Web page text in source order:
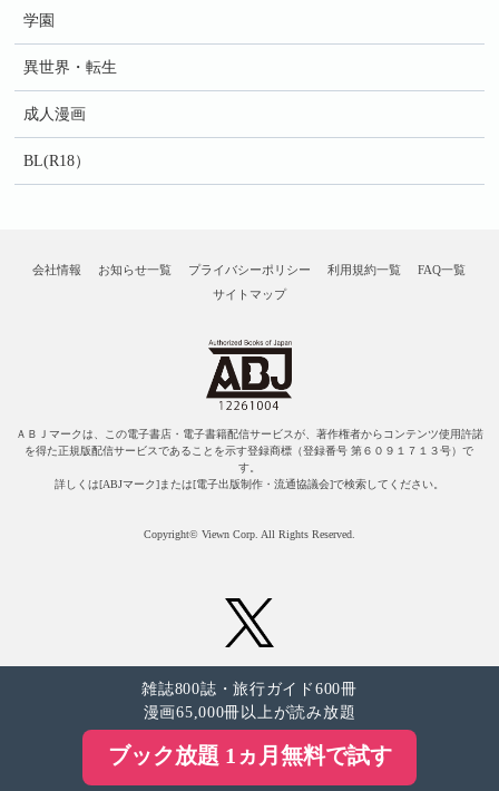
学園
異世界・転生
成人漫画
BL(R18）
会社情報 お知らせ一覧 プライバシーポリシー 利用規約一覧
FAQ一覧
サイトマップ
ＡＢＪマークは、この電子書店・電子書籍配信サービスが、著作権者からコンテンツ使用許諾
を得た正規版配信サービスであることを示す登録商標（登録番号 第６０９１７１３号）で
す。
詳しくは[ABJマーク]または[電子出版制作・流通協議会]で検索してください。
Copyright© Viewn Corp. All Rights Reserved.
雑誌800誌・旅行ガイド600冊
漫画65,000冊以上が読み放題
ブック放題 1ヵ月無料で試す